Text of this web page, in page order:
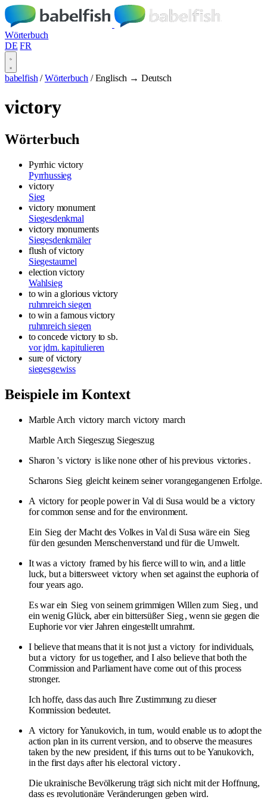
Wörterbuch
DE FR
babelfish / Wörterbuch / Englisch → Deutsch
victory
Wörterbuch
Pyrrhic victory
Pyrrhussieg
victory
Sieg
victory monument
Siegesdenkmal
victory monuments
Siegesdenkmäler
flush of victory
Siegestaumel
election victory
Wahlsieg
to win a glorious victory
ruhmreich siegen
to win a famous victory
ruhmreich siegen
to concede victory to sb.
vor jdm. kapitulieren
sure of victory
siegesgewiss
Beispiele im Kontext
Marble Arch victory march victory march
Marble Arch Siegeszug Siegeszug
Sharon 's victory is like none other of his previous victories.
Scharons Sieg gleicht keinem seiner vorangegangenen Erfolge.
A victory for people power in Val di Susa would be a victory
for common sense and for the environment.
Ein Sieg der Macht des Volkes in Val di Susa wäre ein Sieg
für den gesunden Menschenverstand und für die Umwelt.
It was a victory framed by his fierce will to win, and a little
luck, but a bittersweet victory when set against the euphoria of
four years ago.
Es war ein Sieg von seinem grimmigen Willen zum Sieg, und
ein wenig Glück, aber ein bittersüßer Sieg, wenn sie gegen die
Euphorie vor vier Jahren eingestellt umrahmt.
I believe that means that it is not just a victory for individuals,
but a victory for us together, and I also believe that both the
Commission and Parliament have come out of this process
stronger.
Ich hoffe, dass das auch Ihre Zustimmung zu dieser
Kommission bedeutet.
A victory for Yanukovich, in turn, would enable us to adopt the
action plan in its current version, and to observe the measures
taken by the new president, if this turns out to be Yanukovich,
in the first days after his electoral victory.
Die ukrainische Bevölkerung trägt sich nicht mit der Hoffnung,
dass es revolutionäre Veränderungen geben wird.